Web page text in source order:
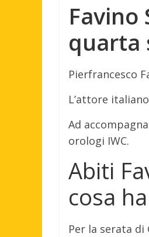
Favino
quarta
Pierfrancesco
L’attore
Ad
orologi IWC.
Abiti
cosa
Per la serata